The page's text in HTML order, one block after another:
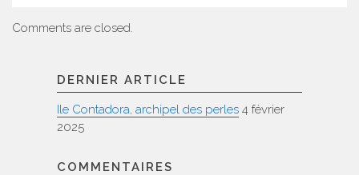
Comments are closed.
DERNIER ARTICLE
Ile Contadora, archipel des perles 4 février
2025
COMMENTAIRES